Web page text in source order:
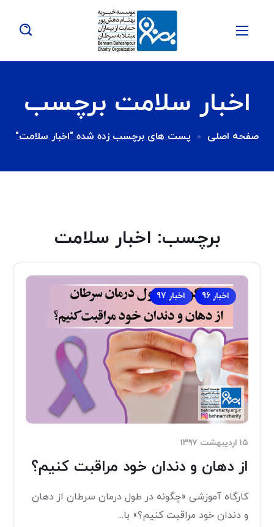
اخبار سلامت برچسب
صفحه اصلی پست های برچسب زده شده "اخبار سلامت"
برچسب: اخبار سلامت
اخبار 96 اخبار 97
۱۵ اردیبهشت ۱۳۹۷
از دهان و دندان خود مراقبت کنیم؟
کارگاه آموزشی «چگونه در طول درمان سرطان از دهان
و دندان خود مراقبت کنیم؟» با...